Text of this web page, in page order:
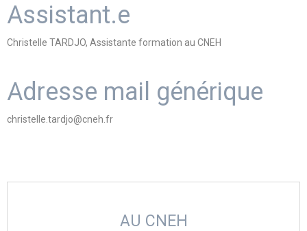
Assistant.e
Christelle TARDJO, Assistante formation au CNEH
Adresse mail générique
christelle.tardjo@cneh.fr
AU CNEH